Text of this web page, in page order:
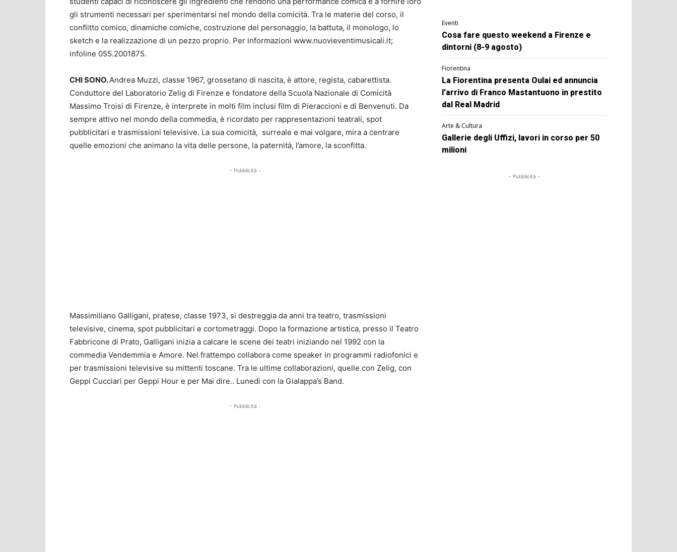
gli strumenti necessari per sperimentarsi nel mondo della comicità. Tra le materie del corso, il
conflitto comico, dinamiche comiche, costruzione del personaggio, la battuta, il monologo, lo
sketch e la realizzazione di un pezzo proprio. Per informazioni www.nuovieventimusicali.it;
infoline 055.2001875.
CHI SONO.Andrea Muzzi, classe 1967, grossetano di nascita, è attore, regista, cabarettista.
Conduttore del Laboratorio Zelig di Firenze e fondatore della Scuola Nazionale di Comicità
Massimo Troisi di Firenze, è interprete in molti film inclusi film di Pieraccioni e di Benvenuti. Da
sempre attivo nel mondo della commedia, è ricordato per rappresentazioni teatrali, spot
pubblicitari e trasmissioni televisive. La sua comicità, surreale e mai volgare, mira a centrare
quelle emozioni che animano la vita delle persone, la paternità, l’amore, la sconfitta.
- Pubblicità -
Massimiliano Galligani, pratese, classe 1973, si destreggia da anni tra teatro, trasmissioni
televisive, cinema, spot pubblicitari e cortometraggi. Dopo la formazione artistica, presso il Teatro
Fabbricone di Prato, Galligani inizia a calcare le scene dei teatri iniziando nel 1992 con la
commedia Vendemmia e Amore. Nel frattempo collabora come speaker in programmi radiofonici e
per trasmissioni televisive su mittenti toscane. Tra le ultime collaborazioni, quelle con Zelig, con
Geppi Cucciari per Geppi Hour e per Mai dire.. Lunedì con la Gialappa’s Band.
- Pubblicità -
Eventi
Cosa fare questo weekend a Firenze e
dintorni (8-9 agosto)
Fiorentina
La Fiorentina presenta Oulai ed annuncia
l’arrivo di Franco Mastantuono in prestito
dal Real Madrid
Arte & Cultura
Gallerie degli Uffizi, lavori in corso per 50
milioni
- Pubblicità -